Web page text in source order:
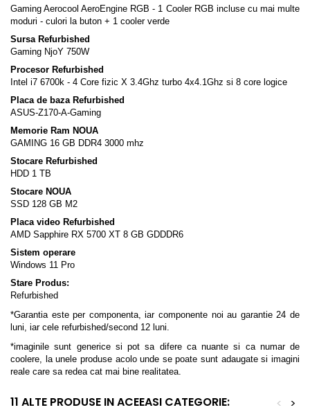
Gaming Aerocool AeroEngine RGB - 1 Cooler RGB incluse cu mai multe
moduri - culori la buton + 1 cooler verde
Sursa Refurbished
Gaming NjoY 750W
Procesor Refurbished
Intel i7 6700k - 4 Core fizic X 3.4Ghz turbo 4x4.1Ghz si 8 core logice
Placa de baza Refurbished
ASUS-Z170-A-Gaming
Memorie Ram NOUA
GAMING 16 GB DDR4 3000 mhz
Stocare Refurbished
HDD 1 TB
Stocare NOUA
SSD 128 GB M2
Placa video Refurbished
AMD Sapphire RX 5700 XT 8 GB GDDDR6
Sistem operare
Windows 11 Pro
Stare Produs:
Refurbished
*Garantia este per componenta, iar componente noi au garantie 24 de
luni, iar cele refurbished/second 12 luni.
*imaginile sunt generice si pot sa difere ca nuante si ca numar de
coolere, la unele produse acolo unde se poate sunt adaugate si imagini
reale care sa redea cat mai bine realitatea.
11 ALTE PRODUSE IN ACEEASI CATEGORIE: >
<